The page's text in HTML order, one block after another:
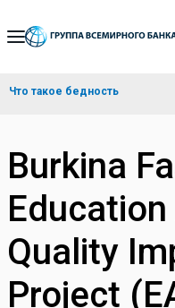
Skip
Navigation
Что такое бедность
Burkina
Quality
Project